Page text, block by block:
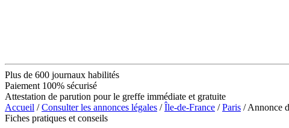
Plus de 600 journaux habilités
Paiement 100% sécurisé
Attestation de parution pour le greffe immédiate et gratuite
Accueil /Consulter les annonces légales /Île-de-France /Paris / Annonce
Fiches pratiques et conseils